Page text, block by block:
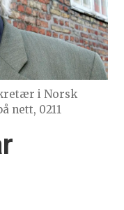
i Norsk
nett, 0211